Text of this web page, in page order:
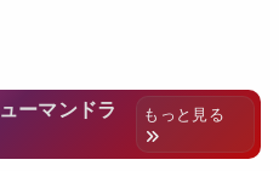
ーマンドラ
もっと見る